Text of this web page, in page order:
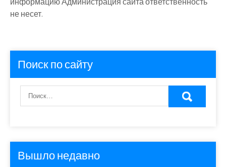
не несет.
Поиск по сайту
Вышло недавно